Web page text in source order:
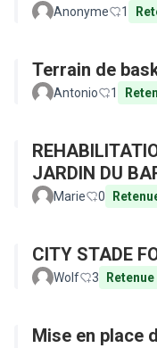
Anonyme 1
Terrain de
Antonio 1
JARDIN DU
Marie 0
CITY STADE
Wolf 3 Retenue
Mise en place